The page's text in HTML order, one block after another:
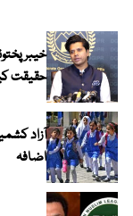
خیبر
حقیقت
آزاد
اضافہ